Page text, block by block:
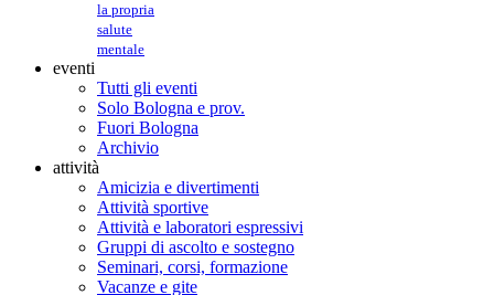
la propria
salute
mentale
eventi
Tutti gli eventi
Solo Bologna e prov.
Fuori Bologna
Archivio
attività
Amicizia e divertimenti
Attività sportive
Attività e laboratori espressivi
Gruppi di ascolto e sostegno
Seminari, corsi, formazione
Vacanze e gite